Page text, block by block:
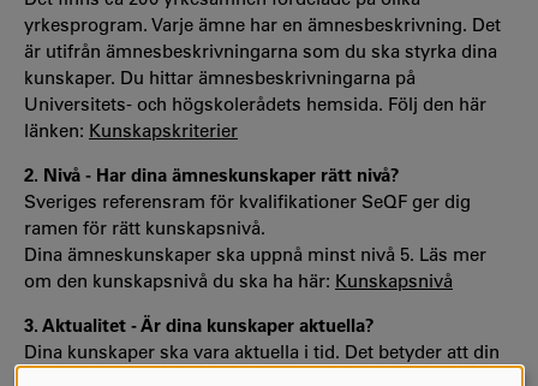
yrkesprogram. Varje ämne har en ämnesbeskrivning. Det
är utifrån ämnesbeskrivningarna som du ska styrka dina
kunskaper. Du hittar ämnesbeskrivningarna på
Universitets- och högskolerådets hemsida. Följ den här
länken: Kunskapskriterier
2. Nivå - Har dina ämneskunskaper rätt nivå?
Sveriges referensram för kvalifikationer SeQF ger dig
ramen för rätt kunskapsnivå.
Dina ämneskunskaper ska uppnå minst nivå 5. Läs mer
om den kunskapsnivå du ska ha här: Kunskapsnivå
3. Aktualitet - Är dina kunskaper aktuella?
Dina kunskaper ska vara aktuella i tid. Det betyder att din